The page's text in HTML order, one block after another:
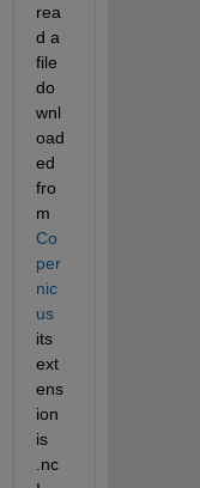
rea
d a
file
do
wnl
oad
ed
fro
m
Co
per
nic
us
its
ext
ens
ion
is
.nc